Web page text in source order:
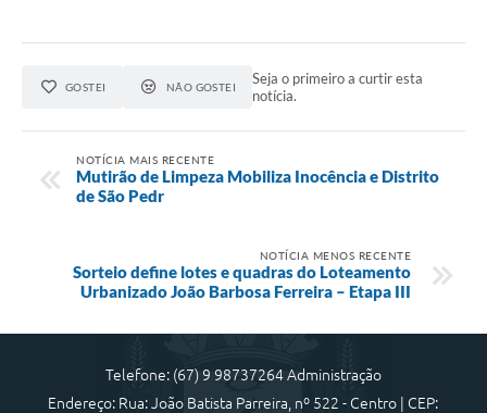
GOSTEI NÃO GOSTEI
Seja o primeiro a curtir esta
notícia.
NOTÍCIA MAIS RECENTE
Mutirão de Limpeza Mobiliza Inocência e Distrito
de São Pedr
NOTÍCIA MENOS RECENTE
Sorteio define lotes e quadras do Loteamento
Urbanizado João Barbosa Ferreira – Etapa III
Telefone: (67) 9 98737264 Administração
Endereço: Rua: João Batista Parreira, nº 522 - Centro | CEP: